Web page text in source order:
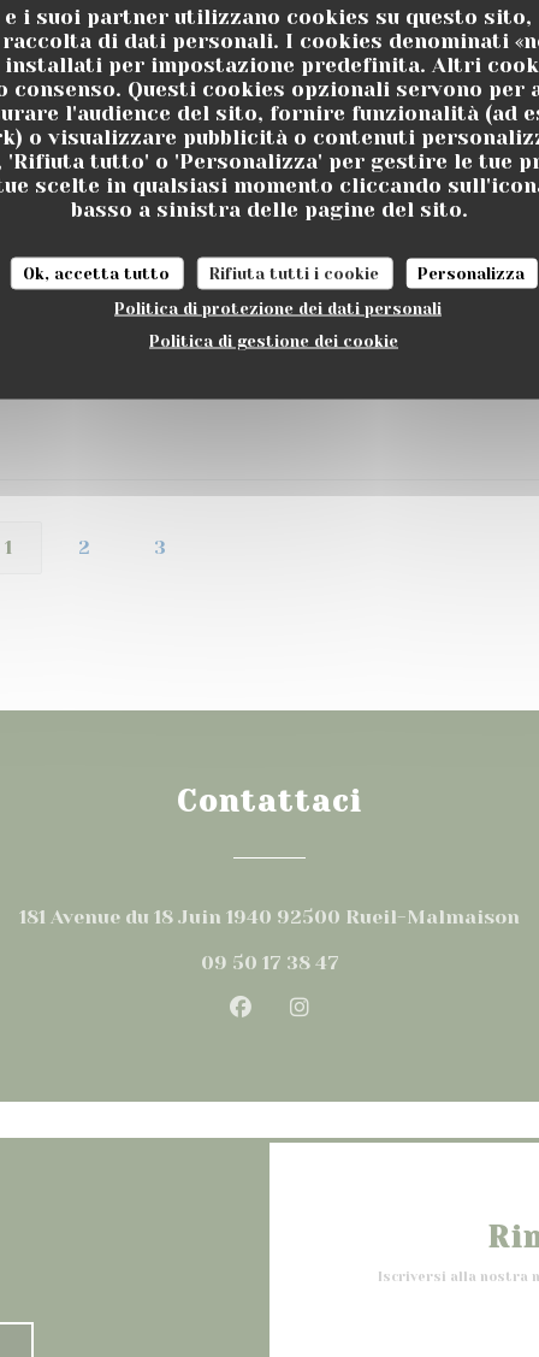
i suoi partner utilizzano cookies su questo sito,
di dati personali. I cookies denominati
installati per impostazione predefinita. Altri
consenso. Questi cookies opzionali servono per
l'audience del sito, fornire funzionalità (ad
o visualizzare pubblicità o contenuti
tutto' o 'Personalizza' per gestire le tue
scelte in qualsiasi momento cliccando
basso a sinistra delle pagine del sito.
Ok, accetta tutto Rifiuta tutti i cookie
Personalizza
Politica di protezione dei dati personali
Politica di gestione dei cookie
Servizio: 4/5 Atmosfera: 5/5 Cucina: 5 /5 Qualità / Prezzo
Servizio : Atmosfera 5/5 : Qualità / Prezzo
et à l’écoute. Les plats sont très bons et bien servis.
plusieurs ambiances et une grande terrasse.
/5 Atmosfera: 5/5 Cucina: 5/5 Qualità / Prezzo
1 2 3
Contattaci
181 Avenue du 18 Juin 1940 92500 Rueil-Malmaison
09 50 17 38 47
Facebook ((apre una
Iscriversi alla nostra